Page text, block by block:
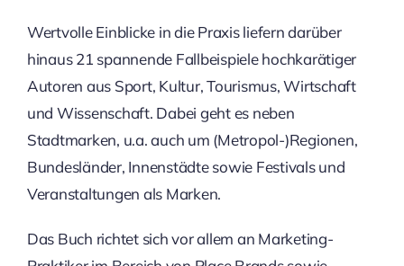
Wertvolle Einblicke in die Praxis liefern darüber
hinaus 21 spannende Fallbeispiele hochkarätiger
Autoren aus Sport, Kultur, Tourismus, Wirtschaft
und Wissenschaft. Dabei geht es neben
Stadtmarken, u.a. auch um (Metropol-)Regionen,
Bundesländer, Innenstädte sowie Festivals und
Veranstaltungen als Marken.
Das Buch richtet sich vor allem an Marketing-